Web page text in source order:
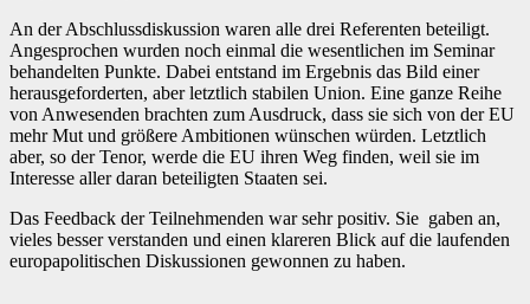
An der Abschlussdiskussion waren alle drei Referenten beteiligt.
Angesprochen wurden noch einmal die wesentlichen im Seminar
behandelten Punkte. Dabei entstand im Ergebnis das Bild einer
herausgeforderten, aber letztlich stabilen Union. Eine ganze Reihe
von Anwesenden brachten zum Ausdruck, dass sie sich von der EU
mehr Mut und größere Ambitionen wünschen würden. Letztlich
aber, so der Tenor, werde die EU ihren Weg finden, weil sie im
Interesse aller daran beteiligten Staaten sei.
Das Feedback der Teilnehmenden war sehr positiv. Sie gaben an,
vieles besser verstanden und einen klareren Blick auf die laufenden
europapolitischen Diskussionen gewonnen zu haben.